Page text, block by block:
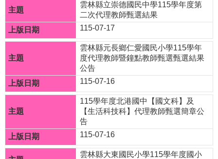
區
☆
教
導
訊
交
流
成
雲林縣立崇德國民中學115學年度第
二次代理教師甄選結果
115-07-17
雲林縣元長鄉仁愛國民小學115學年
度代理教師暨鐘點教師甄選甄選結果
公告
115-07-16
115學年度北港國中【國文科】及
【生活科技科】代理教師甄選簡章公
告
115-07-16
雲林縣大東國民小學115學年度國小